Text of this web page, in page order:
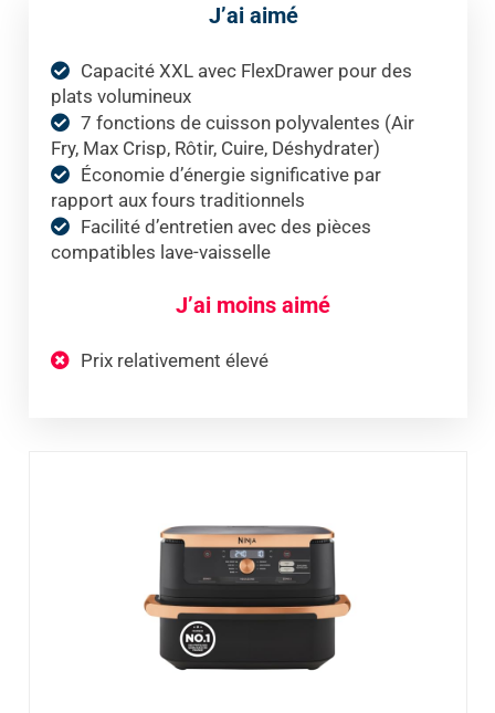
J’ai aimé
Capacité XXL avec FlexDrawer pour des
plats volumineux
7 fonctions de cuisson polyvalentes (Air
Fry, Max Crisp, Rôtir, Cuire, Déshydrater)
Économie d’énergie significative par
rapport aux fours traditionnels
Facilité d’entretien avec des pièces
compatibles lave-vaisselle
J’ai moins aimé
Prix relativement élevé